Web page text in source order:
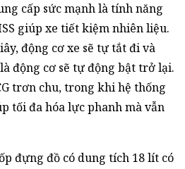
cấp sức mạnh là tính năng
giúp xe tiết kiệm nhiên liệu.
động cơ xe sẽ tự tắt đi và
động cơ sẽ tự động bật trở lại.
trơn chu, trong khi hệ thống
tối đa hóa lực phanh mà vẫn
đựng đồ có dung tích 18 lít có